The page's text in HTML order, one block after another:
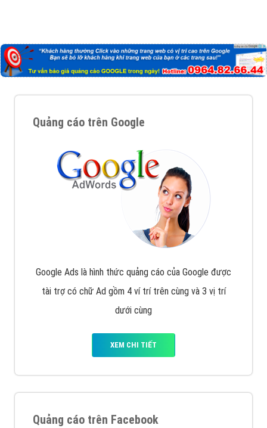
Quảng cáo trên Google
Google Ads là hình thức quảng cáo của Google được
tài trợ có chữ Ad gồm 4 ví trí trên cùng và 3 vị trí
dưới cùng
XEM CHI TIẾT
Quảng cáo trên Facebook